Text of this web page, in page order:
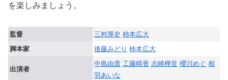
を楽しみましょう。
監督 三村厚史 柿本広大
脚本家
後藤みどり 柿本広大
出演者
中島由貴 工藤晴香 志崎樺音 櫻川めぐ 相
羽あいな